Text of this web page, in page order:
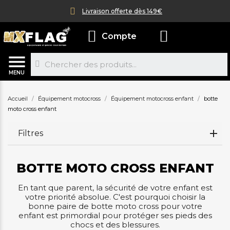
Livraison offerte dès 149€
MENU
Compte
Accueil Équipement motocross Équipement motocross enfant
botte
moto cross enfant
Filtres
BOTTE MOTO CROSS ENFANT
En tant que parent, la sécurité de votre enfant est
votre priorité absolue. C'est pourquoi choisir la
bonne paire de botte moto cross pour votre
enfant est primordial pour protéger ses pieds des
chocs et des blessures.